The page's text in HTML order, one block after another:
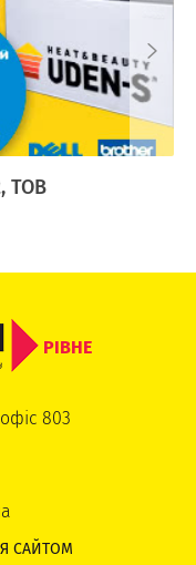
ТОВ
РІВНЕ
803
САЙТОМ